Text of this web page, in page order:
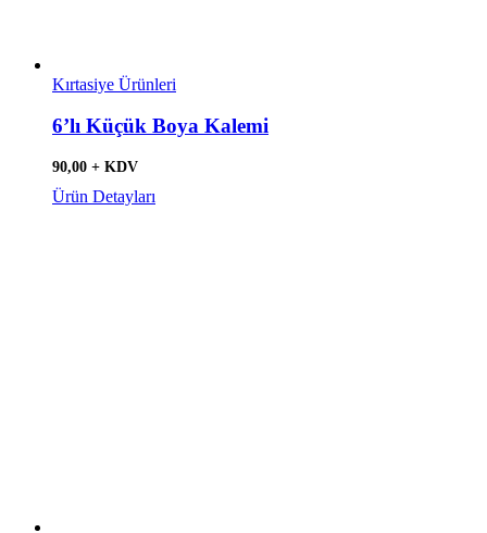
Kırtasiye Ürünleri
6’lı Küçük Boya Kalemi
90,00 + KDV
Ürün Detayları